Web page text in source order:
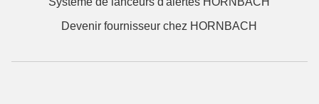
Devenir fournisseur chez HORNBACH